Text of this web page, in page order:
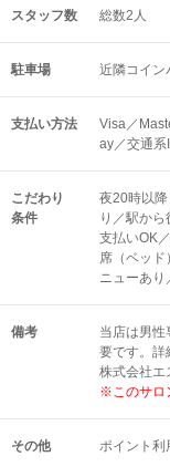
スタッフ数 総数2人
駐車場 近隣コイン
支払い方法
Visa／
ay／交通系
こだわり
条件
夜20時以
り／駅か
支払いOK
席（ベッド
ニューあり
備考
当店は男
要です。詳
株式会社エ
※このサロ
その他 ポイント利